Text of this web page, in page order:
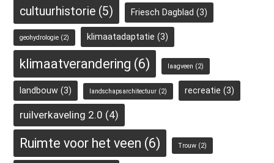
cultuurhistorie (5) Friesch Dagblad (3)
geohydrologie (2) klimaatadaptatie (3)
klimaatverandering (6) laagveen (2)
landbouw (3) landschapsarchitectuur (2) recreatie (3)
ruilverkaveling 2.0 (4)
Ruimte voor het veen (6) Trouw (2)